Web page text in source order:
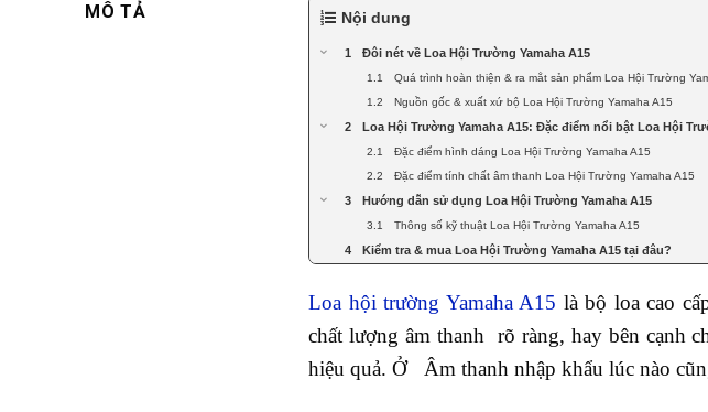
MÔ TẢ Nội dung
Đôi nét về Loa Hội Trường Yamaha A15
Quá trình hoàn thiện & ra mắt sản phẩm Loa Hội Trường
Nguồn gốc & xuất xứ bộ Loa Hội Trường Yamaha A15
Loa Hội Trường Yamaha A15: Đặc điểm nổi bật Loa Hội
Đặc điểm hình dáng Loa Hội Trường Yamaha A15
Đặc điểm tính chất âm thanh Loa Hội Trường Yamaha A15
Hướng dẫn sử dụng Loa Hội Trường Yamaha A15
Thông số kỹ thuật Loa Hội Trường Yamaha A15
Kiểm tra & mua Loa Hội Trường Yamaha A15 tại đâu?
Loa hội trường Yamaha A15 là bộ loa cao
chất lượng âm thanh rõ ràng, hay bên cạnh
hiệu quả. Ở Âm thanh nhập khẩu lúc nào